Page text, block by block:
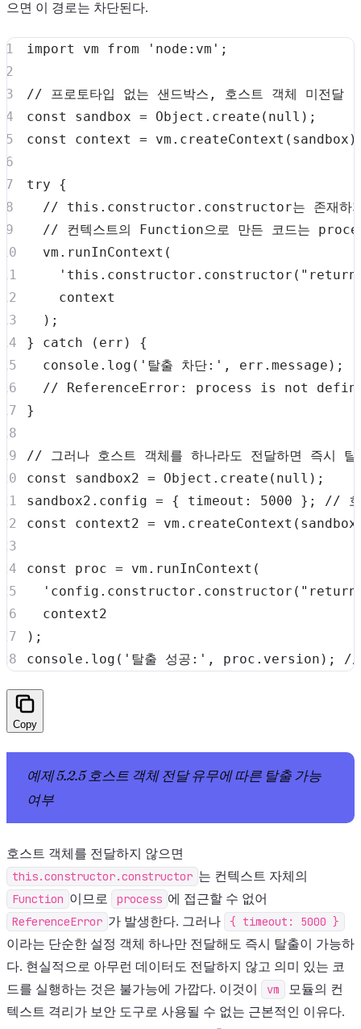
으면 이 경로는 차단된다.
import vm from 'node:vm' ;
// 프로토타입 없는 샌드박스, 호스트 객체 미전달
const
sandbox = Object . create ( null ) ;
const
context = vm . createContext ( sandbox )
try
{
// this.constructor.constructor는 존재하지
// 컨텍스트의 Function으로 만든 코드는
  vm
. runInContext (
) ;
}
catch ( err )
{
console . log ( '탈출 차단:' , err . message ) ;
// ReferenceError: process is not
}
// 그러나 호스트 객체를 하나라도 전달하면 즉시 탈
const
sandbox2 = Object . create ( null ) ;
sandbox2 . config = { timeout : 5000 } ;
// 호
const
context2 = vm . createContext (
const proc = vm . runInContext (
) ;
console . log ( '탈출 성공:' , proc . version ) ; //
Copy
예제 5.2.5 호스트 객체 전달 유무에 따른 탈출 가능
여부
호스트 객체를 전달하지 않으면
this.constructor.constructor 는 컨텍스트 자체의
Function 이므로 process 에 접근할 수 없어
ReferenceError 가 발생한다. 그러나 { timeout: 5000 }
이라는 단순한 설정 객체 하나만 전달해도 즉시 탈출이 가능하
다. 현실적으로 아무런 데이터도 전달하지 않고 의미 있는 코
드를 실행하는 것은 불가능에 가깝다. 이것이
vm
모듈의 컨
텍스트 격리가 보안 도구로 사용될 수 없는 근본적인 이유다.